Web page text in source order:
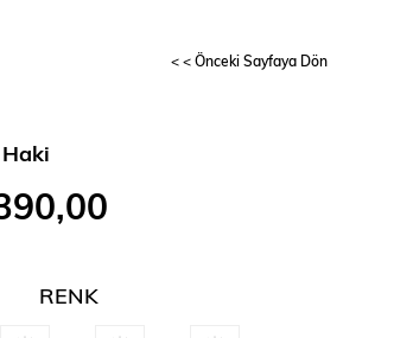
< < Önceki Sayfaya Dön
RENK